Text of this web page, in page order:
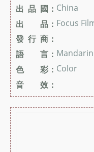
出 品 國： China
出 品： Focus
發 行 商：
語 言： Mandarin
色 彩： Color
音 效：